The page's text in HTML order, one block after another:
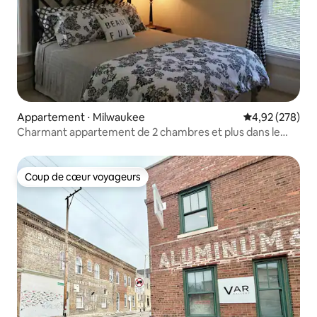
Appartement ⋅ Milwaukee Évaluation
4,92 (278)
Charmant appartement de 2 chambres et plus dans le
Coup de cœur voyageurs
Coup de cœur voyageurs